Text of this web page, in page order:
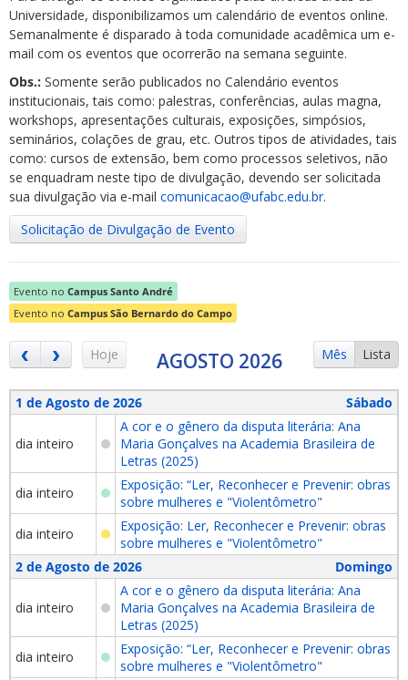
Universidade, disponibilizamos um calendário de eventos online.
Semanalmente é disparado à toda comunidade acadêmica um e-
mail com os eventos que ocorrerão na semana seguinte.
Obs.: Somente serão publicados no Calendário eventos
institucionais, tais como: palestras, conferências, aulas magna,
workshops, apresentações culturais, exposições, simpósios,
seminários, colações de grau, etc. Outros tipos de atividades, tais
como: cursos de extensão, bem como processos seletivos, não
se enquadram neste tipo de divulgação, devendo ser solicitada
sua divulgação via e-mail comunicacao@ufabc.edu.br.
Solicitação de Divulgação de Evento
Evento no Campus Santo André
Evento no Campus São Bernardo do Campo
Hoje Mês Lista
AGOSTO 2026
1 de Agosto de 2026 Sábado
dia inteiro
A cor e o gênero da disputa literária: Ana
Maria Gonçalves na Academia Brasileira de
Letras (2025)
dia inteiro
Exposição: “Ler, Reconhecer e Prevenir: obras
sobre mulheres e "Violentômetro"
dia inteiro
Exposição: Ler, Reconhecer e Prevenir: obras
sobre mulheres e "Violentômetro"
2 de Agosto de 2026
Domingo
dia inteiro
A cor e o gênero da disputa literária: Ana
Maria Gonçalves na Academia Brasileira de
Letras (2025)
dia inteiro
Exposição: “Ler, Reconhecer e Prevenir: obras
sobre mulheres e "Violentômetro"